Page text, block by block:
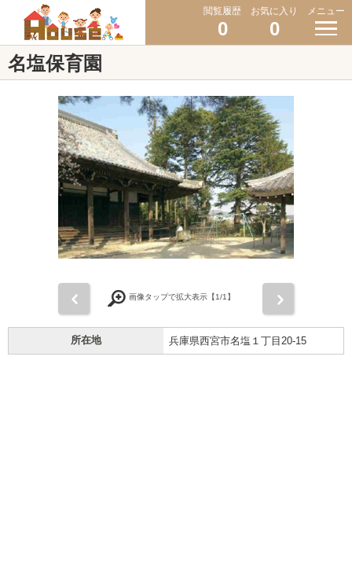
閲覧履歴
0
お気に入り
0
メニュー
名塩保育園
画像タップで拡大表示【1/1】
所在地 兵庫県西宮市名塩１丁目20-15